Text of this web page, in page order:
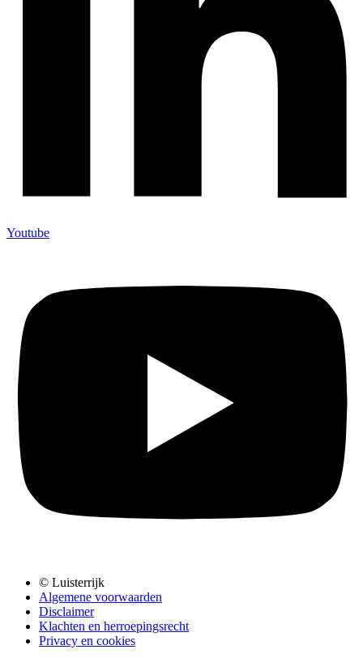
Youtube
© Luisterrijk
Algemene voorwaarden
Disclaimer
Klachten en herroepingsrecht
Privacy en cookies